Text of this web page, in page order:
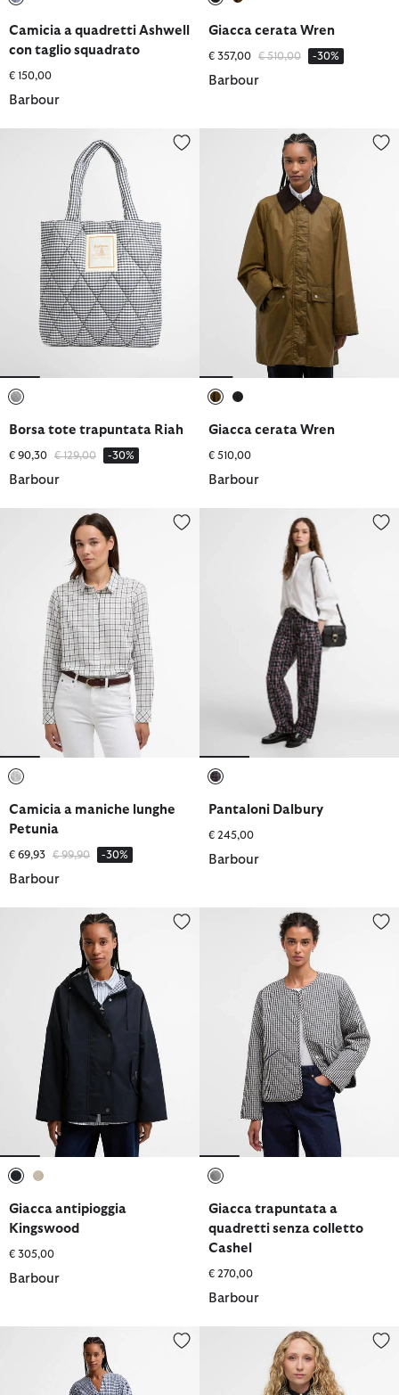
Camicia a quadretti Ashwell
con taglio squadrato
€ 150,00
Barbour
Giacca cerata Wren
€ 357,00 Prezzo ridotto da
€ 510,00a -30%
Barbour
Borsa tote trapuntata Riah
€ 90,30 Prezzo ridotto da
€ 129,00a -30%
Barbour
Giacca cerata Wren
Giacca cerata Wren
€ 510,00
Barbour
Camicia a maniche lunghe Petunia
Camicia a maniche lunghe
Petunia
€ 69,93 Prezzo ridotto da
€ 99,90a -30%
Barbour
Pantaloni Dalbury
Pantaloni Dalbury
€ 245,00
Barbour
Giacca antipioggia Kingswood
Giacca antipioggia
Kingswood
€ 305,00
Barbour
Giacca trapuntata a quadretti
Giacca trapuntata a
quadretti senza colletto
Cashel
€ 270,00
Barbour
Abito midi Ashwell a balze con motivo a quadretti
Giacca trapuntata con motivo